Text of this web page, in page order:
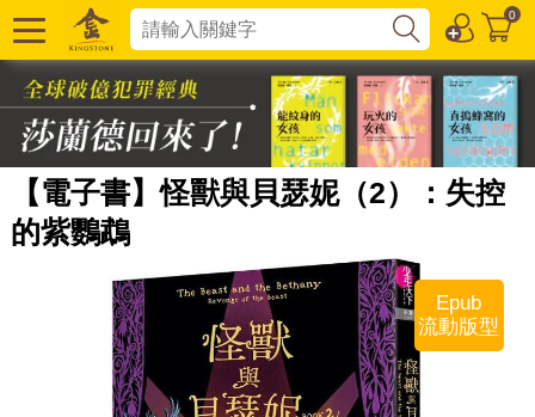
0
【電子書】怪獸與貝瑟妮（2）：失控
的紫鸚鵡
Epub
流動版型